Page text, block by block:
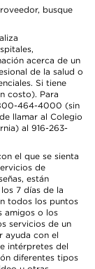
busque
acerca de un
de la salud o
Si tiene
costo). Para
464-4000 (sin
llamar al Colegio
al 916-263-
el que se sienta
de
están
7 días de la
todos los puntos
amigos o los
servicios de un
ayuda con el
intérpretes del
diferentes tipos